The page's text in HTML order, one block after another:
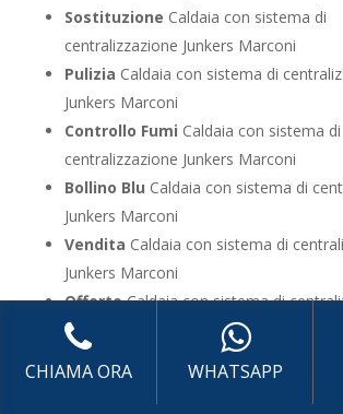
Sostituzione Caldaia con sistema di
centralizzazione Junkers Marconi
Pulizia Caldaia con sistema di
Junkers Marconi
Controllo Fumi Caldaia con sistema di
centralizzazione Junkers Marconi
Bollino Blu Caldaia con sistema di
Junkers Marconi
Vendita Caldaia con sistema di
Junkers Marconi
OfferteCaldaia con sistema di
Junkers Marconi
CHIAMA ORA WHATSAPP